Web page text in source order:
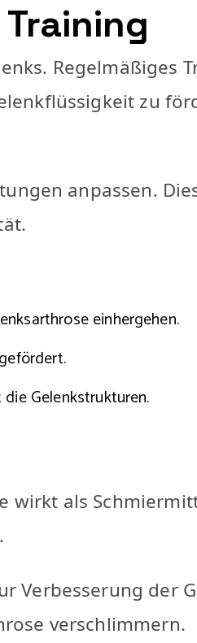
Regelmäßiges
zu
anpassen.
einhergehen.
Gelenkstrukturen.
wirkt als
Verbesserung der
verschlimmern.